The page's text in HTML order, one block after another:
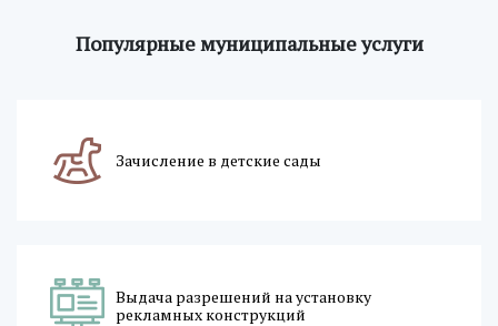
Популярные муниципальные услуги
Зачисление в детские сады
Выдача разрешений на установку
рекламных конструкций